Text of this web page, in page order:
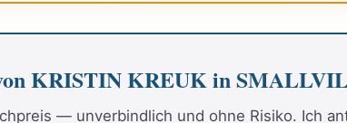
KRISTIN KREUK in
— unverbindlich und ohne Risiko. Ich